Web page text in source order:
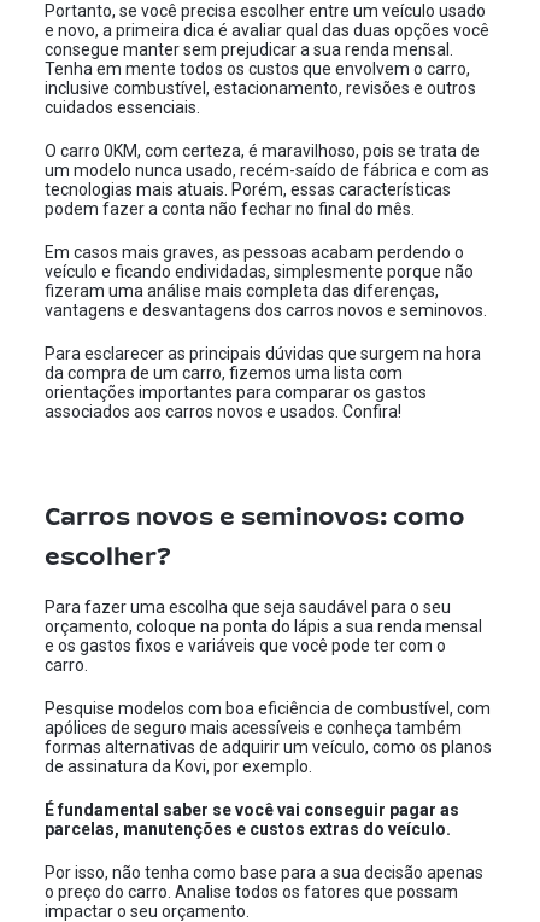
Portanto, se você precisa escolher entre um veículo usado
e novo, a primeira dica é avaliar qual das duas opções você
consegue manter sem prejudicar a sua renda mensal.
Tenha em mente todos os custos que envolvem o carro,
inclusive combustível, estacionamento, revisões e outros
cuidados essenciais.
O carro 0KM, com certeza, é maravilhoso, pois se trata de
um modelo nunca usado, recém-saído de fábrica e com as
tecnologias mais atuais. Porém, essas características
podem fazer a conta não fechar no final do mês.
Em casos mais graves, as pessoas acabam perdendo o
veículo e ficando endividadas, simplesmente porque não
fizeram uma análise mais completa das diferenças,
vantagens e desvantagens dos carros novos e seminovos.
Para esclarecer as principais dúvidas que surgem na hora
da compra de um carro, fizemos uma lista com
orientações importantes para comparar os gastos
associados aos carros novos e usados. Confira!
Carros novos e seminovos: como
escolher?
Para fazer uma escolha que seja saudável para o seu
orçamento, coloque na ponta do lápis a sua renda mensal
e os gastos fixos e variáveis que você pode ter com o
carro.
Pesquise modelos com boa eficiência de combustível, com
apólices de seguro mais acessíveis e conheça também
formas alternativas de adquirir um veículo, como os planos
de assinatura da Kovi, por exemplo.
É fundamental saber se você vai conseguir pagar as
parcelas, manutenções e custos extras do veículo.
Por isso, não tenha como base para a sua decisão apenas
o preço do carro. Analise todos os fatores que possam
impactar o seu orçamento.